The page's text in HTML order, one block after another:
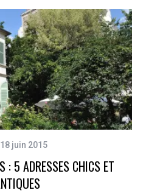
18 juin 2015
: 5 ADRESSES CHICS ET